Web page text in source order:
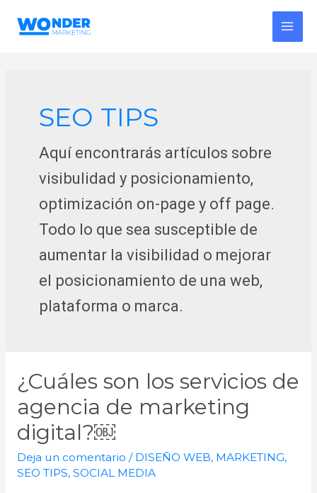
SEO TIPS
Aquí encontrarás artículos sobre
visibulidad y posicionamiento,
optimización on-page y off page.
Todo lo que sea susceptible de
aumentar la visibilidad o mejorar
el posicionamiento de una web,
plataforma o marca.
¿Cuáles son los servicios de
agencia de marketing
digital?￼
Deja un comentario / DISEÑO WEB, MARKETING,
SEO TIPS, SOCIAL MEDIA